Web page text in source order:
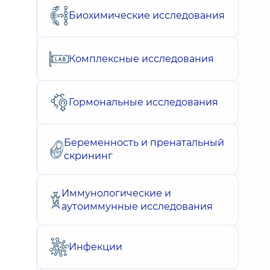
Биохимические исследования
Комплексные исследования
Гормональные исследования
Беременность и пренатальный
скрининг
Иммунологические и
аутоиммунные исследования
Инфекции